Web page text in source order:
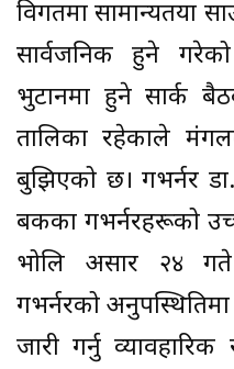
विगतमा सामान्यतया
सार्वजनिक हुने
भुटानमा हुने सार्क
तालिका रहेकाले
बुझिएको छ। गभर्नर
बैंकका गभर्नरहरूको
भोलि असार २४ गते
गभर्नरको
जारी गर्नु